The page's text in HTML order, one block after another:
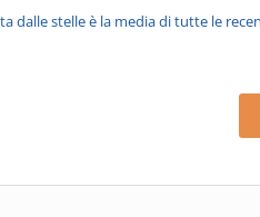
dalle stelle è la media di tutte le